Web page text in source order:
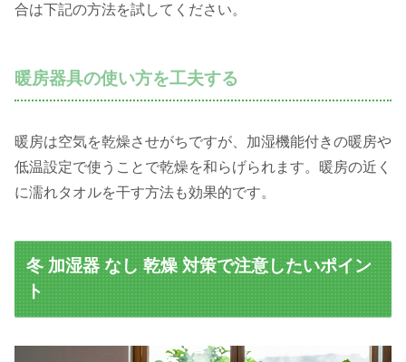
合は下記の方法を試してください。
暖房器具の使い方を工夫する
暖房は空気を乾燥させがちですが、加湿機能付きの暖房や
低温設定で使うことで乾燥を和らげられます。暖房の近く
に濡れタオルを干す方法も効果的です。
冬 加湿器 なし 乾燥 対策で注意したいポイン
ト